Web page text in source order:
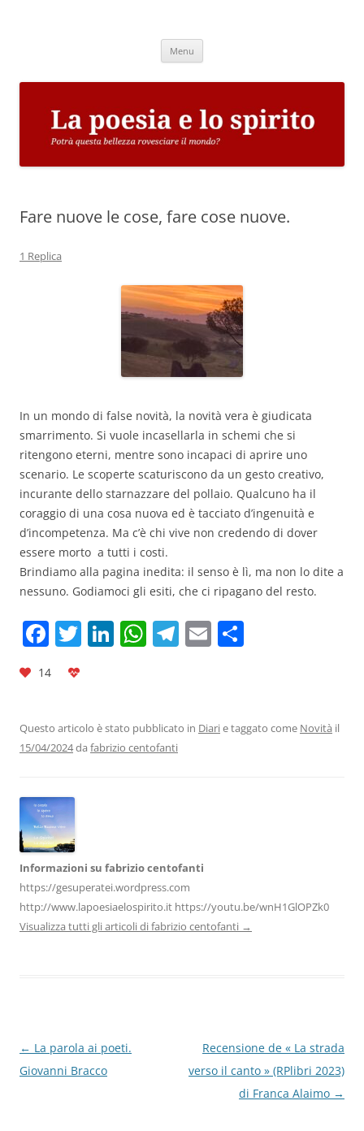
Menu
Fare nuove le cose, fare cose nuove.
1 Replica
In un mondo di false novità, la novità vera è giudicata
smarrimento. Si vuole incasellarla in schemi che si
ritengono eterni, mentre sono incapaci di aprire uno
scenario. Le scoperte scaturiscono da un gesto creativo,
incurante dello starnazzare del pollaio. Qualcuno ha il
coraggio di una cosa nuova ed è tacciato d’ingenuità e
d’incompetenza. Ma c’è chi vive non credendo di dover
essere morto a tutti i costi.
Brindiamo alla pagina inedita: il senso è lì, ma non lo dite a
nessuno. Godiamoci gli esiti, che ci ripagano del resto.
F
a
c
b
o
o
k
T Li
dI
n
W
A
p
T
a
E
vi
14
Questo articolo è stato pubblicato in Diarie taggato come Novità il
15/04/2024da fabrizio centofanti
Informazioni su fabrizio centofanti
https://gesuperatei.wordpress.com
http://www.lapoesiaelospirito.it https://youtu.be/wnH1GlOPZk0
Visualizza tutti gli articoli di fabrizio centofanti →
Navigazione
articolo
← La parola ai poeti.
Giovanni Bracco
Recensione de « La strada
verso il canto » (RPlibri 2023)
di Franca Alaimo →